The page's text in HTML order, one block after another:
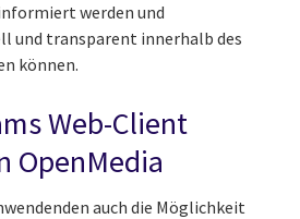
werden und
und transparent innerhalb des
können.
Web-Client
OpenMedia
auch die Möglichkeit